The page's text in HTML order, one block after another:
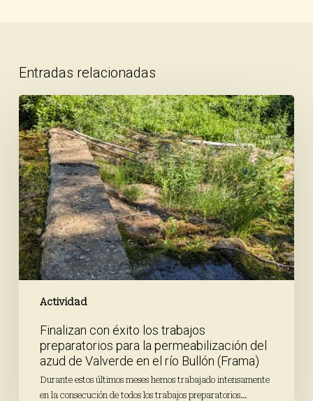
Entradas relacionadas
Actividad
Finalizan
con
éxito
los
trabajos
preparatorios
para
la
permeabilización
del
azud
de
Bullón
(Frama)
Finalizan con éxito los trabajos
preparatorios para la permeabilización del
azud de Valverde en el río Bullón (Frama)
Durante estos últimos meses hemos trabajado intensamente
en la consecución de todos los trabajos preparatorios…